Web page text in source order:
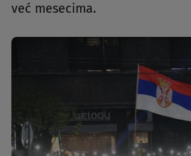
već mesecima.